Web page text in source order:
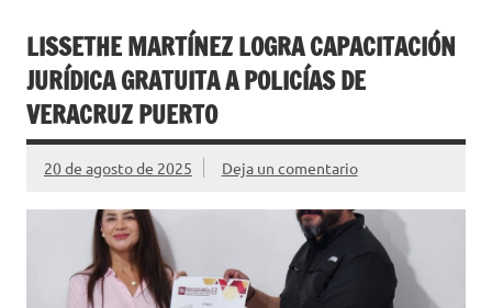
LISSETHE MARTÍNEZ LOGRA CAPACITACIÓN
JURÍDICA GRATUITA A POLICÍAS DE
VERACRUZ PUERTO
20 de agosto de 2025 Deja un comentario